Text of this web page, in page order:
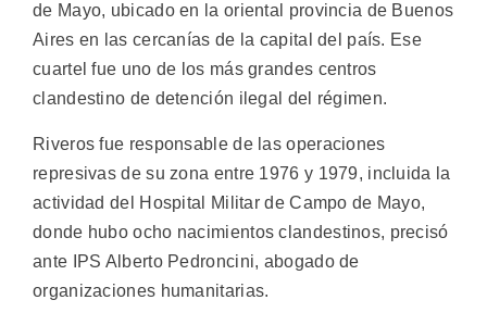
de Mayo, ubicado en la oriental provincia de Buenos
Aires en las cercanías de la capital del país. Ese
cuartel fue uno de los más grandes centros
clandestino de detención ilegal del régimen.
Riveros fue responsable de las operaciones
represivas de su zona entre 1976 y 1979, incluida la
actividad del Hospital Militar de Campo de Mayo,
donde hubo ocho nacimientos clandestinos, precisó
ante IPS Alberto Pedroncini, abogado de
organizaciones humanitarias.